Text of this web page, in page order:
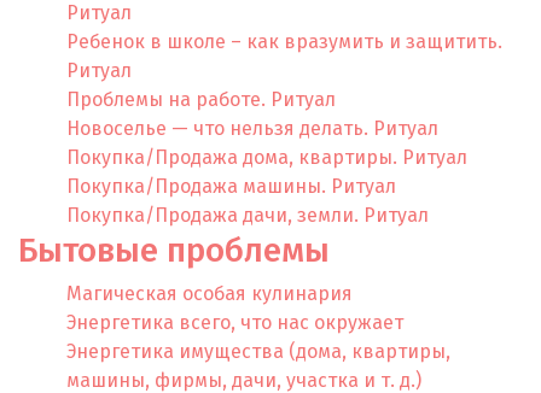
Ритуал
Ребенок в школе – как вразумить и защитить.
Ритуал
Проблемы на работе. Ритуал
Новоселье — что нельзя делать. Ритуал
Покупка/Продажа дома, квартиры. Ритуал
Покупка/Продажа машины. Ритуал
Покупка/Продажа дачи, земли. Ритуал
Бытовые проблемы
Магическая особая кулинария
Энергетика всего, что нас окружает
Энергетика имущества (дома, квартиры,
машины, фирмы, дачи, участка и т. д.)